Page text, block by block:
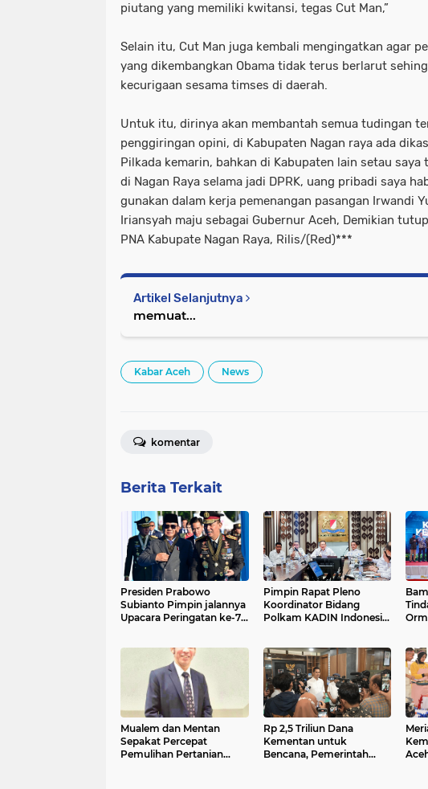
piutang yang memiliki kwitansi, tegas Cut Man,”
Selain itu, Cut Man juga kembali mengingatkan agar
yang dikembangkan Obama tidak terus berlarut
kecurigaan sesama timses di daerah.
Untuk itu, dirinya akan membantah semua tudingan
penggiringan opini, di Kabupaten Nagan raya ada
Pilkada kemarin, bahkan di Kabupaten lain setau saya
di Nagan Raya selama jadi DPRK, uang pribadi saya
gunakan dalam kerja pemenangan pasangan Irwandi
Iriansyah maju sebagai Gubernur Aceh, Demikian
PNA Kabupate Nagan Raya, Rilis/(Red)***
Artikel Selanjutnya
memuat...
Kabar Aceh News
komentar
Berita Terkait
Presiden Prabowo
Subianto Pimpin jalannya
Upacara Peringatan ke-79
Pimpin Rapat Pleno
Koordinator Bidang
Polkam KADIN Indonesia,
Mualem dan Mentan
Sepakat Percepat
Pemulihan Pertanian
Rp 2,5 Triliun Dana
Kementan untuk
Bencana, Pemerintah